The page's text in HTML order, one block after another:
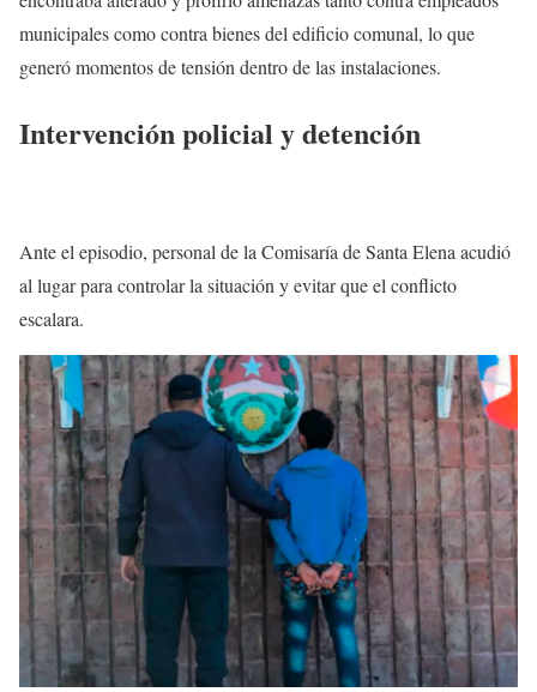
municipales como contra bienes del edificio comunal, lo que
generó momentos de tensión dentro de las instalaciones.
Intervención policial y detención
Ante el episodio, personal de la Comisaría de Santa Elena acudió
al lugar para controlar la situación y evitar que el conflicto
escalara.